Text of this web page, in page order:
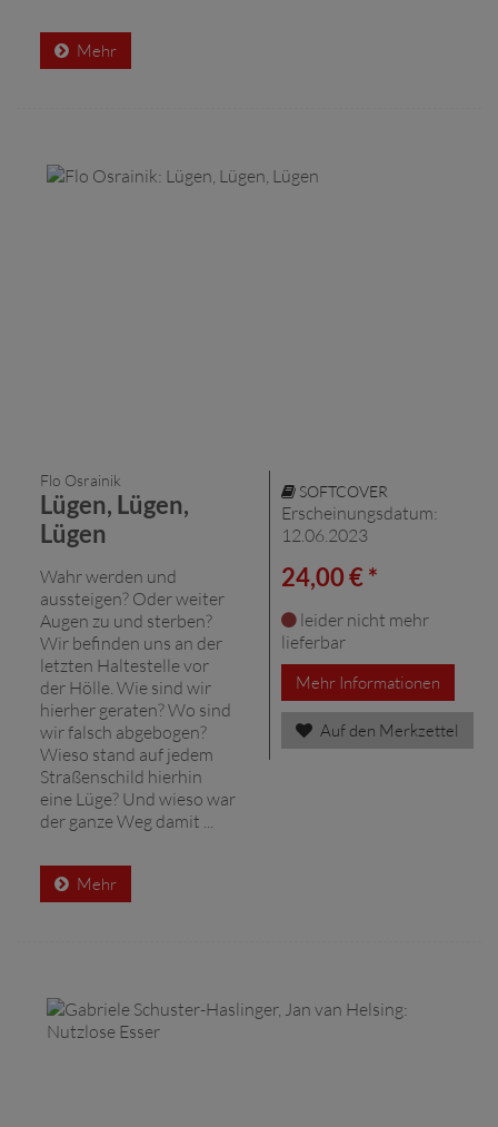
Mehr
Flo Osrainik
Lügen, Lügen,
Lügen
Wahr werden und
aussteigen? Oder weiter
Augen zu und sterben?
Wir befinden uns an der
letzten Haltestelle vor
der Hölle. Wie sind wir
hierher geraten? Wo sind
wir falsch abgebogen?
Wieso stand auf jedem
Straßenschild hierhin
eine Lüge? Und wieso war
der ganze Weg damit ...
Mehr
SOFTCOVER
Erscheinungsdatum:
12.06.2023
24,00 € *
leider nicht mehr
lieferbar
Mehr Informationen
Auf den Merkzettel